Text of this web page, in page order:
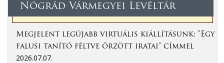
Nógrád Vármegyei Levéltár
Megjelent legújabb virtuális kiállításunk: "Egy
falusi tanító féltve őrzött iratai" címmel
2026.07.07.